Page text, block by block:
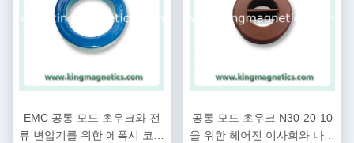
EMC 공통 모드 초우크와 전
류 변압기를 위한 에폭시 코팅
공통 모드 초우크 N30-20-10
을 위한 헤어진 이사회와 나노